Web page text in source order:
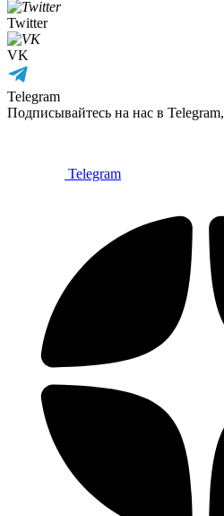
Twitter
VK
Telegram
Подписывайтесь на нас в
Telegram